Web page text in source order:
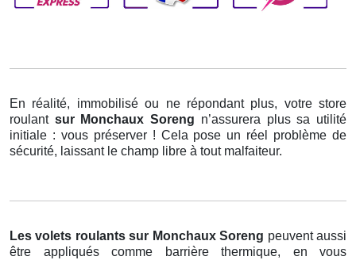
En réalité, immobilisé ou ne répondant plus, votre store
roulant sur Monchaux Soreng n’assurera plus sa utilité
initiale : vous préserver ! Cela pose un réel problème de
sécurité, laissant le champ libre à tout malfaiteur.
Les volets roulants sur Monchaux Soreng peuvent aussi
être appliqués comme barrière thermique, en vous